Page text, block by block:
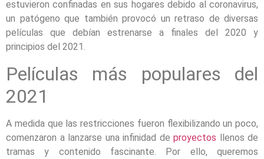
estuvieron confinadas en sus hogares debido al coronavirus,
un patógeno que también provocó un retraso de diversas
películas que debían estrenarse a finales del 2020 y
principios del 2021.
Películas más populares del
2021
A medida que las restricciones fueron flexibilizando un poco,
comenzaron a lanzarse una infinidad de proyectos llenos de
tramas y contenido fascinante. Por ello, queremos